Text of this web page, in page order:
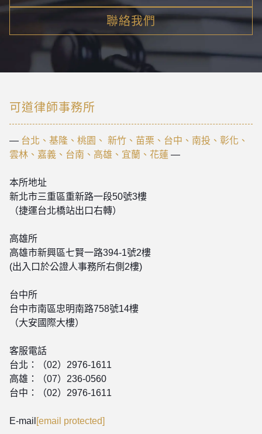
聯絡我們
可道律師事務所
— 台北、基隆、桃園、 新竹、苗栗、台中、南投、彰化、
雲林、嘉義、台南、高雄、宜蘭、花蓮 —
本所地址
新北市三重區重新路一段50號3樓
（捷運台北橋站出口右轉）
高雄所
高雄市新興區七賢一路394-1號2樓
(出入口於公證人事務所右側2樓)
台中所
台中市南區忠明南路758號14樓
（大安國際大樓）
客服電話
台北：（02）2976-1611
高雄：（07）236-0560
台中：（02）2976-1611
E-mail [email protected]